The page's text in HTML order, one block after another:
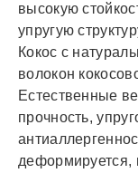
высокую
упругую
Кокос с
волокон
Естественные
прочность,
деформируется,